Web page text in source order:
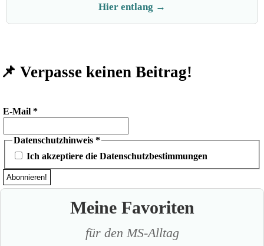
Hier entlang →
📌 Verpasse keinen Beitrag!
E-Mail *
Datenschutzhinweis *
Ich akzeptiere die Datenschutzbestimmungen
Meine Favoriten
für den MS-Alltag